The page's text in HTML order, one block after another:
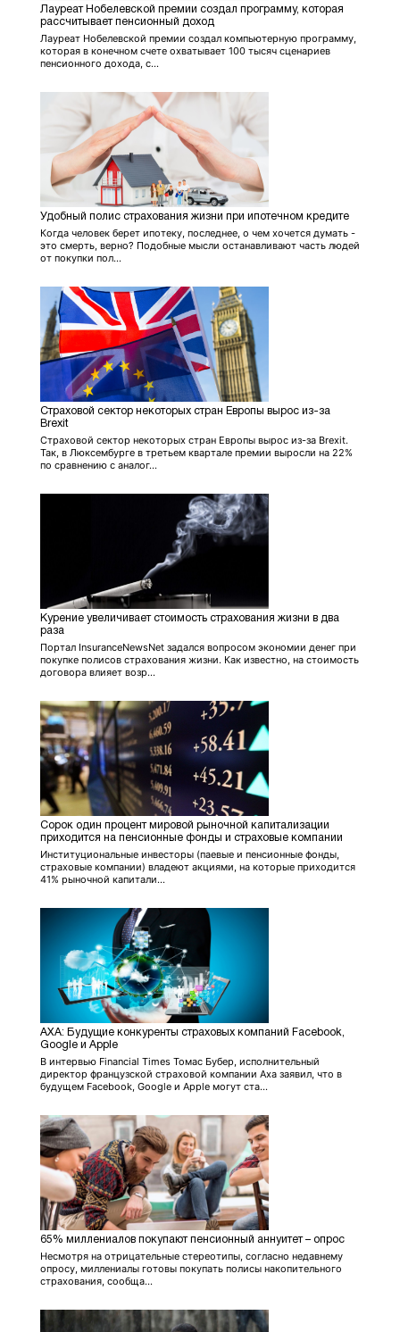
Лауреат Нобелевской премии создал программу, которая
рассчитывает пенсионный доход
Лауреат Нобелевской премии создал компьютерную программу,
которая в конечном счете охватывает 100 тысяч сценариев
пенсионного дохода, с...
Удобный полис страхования жизни при ипотечном кредите
Когда человек берет ипотеку, последнее, о чем хочется думать -
это смерть, верно? Подобные мысли останавливают часть людей
от покупки пол...
Страховой сектор некоторых стран Европы вырос из-за
Brexit
Страховой сектор некоторых стран Европы вырос из-за Brexit.
Так, в Люксембурге в третьем квартале премии выросли на 22%
по сравнению с аналог...
Курение увеличивает стоимость страхования жизни в два
раза
Портал InsuranceNewsNet задался вопросом экономии денег при
покупке полисов страхования жизни. Как известно, на стоимость
договора влияет возр...
Сорок один процент мировой рыночной капитализации
приходится на пенсионные фонды и страховые компании
Институциональные инвесторы (паевые и пенсионные фонды,
страховые компании) владеют акциями, на которые приходится
41% рыночной капитали...
AХА: Будущие конкуренты страховых компаний Facebook,
Google и Apple
В интервью Financial Times Томас Бубер, исполнительный
директор французской страховой компании Axa заявил, что в
будущем Facebook, Google и Apple могут ста...
65% миллениалов покупают пенсионный аннуитет – опрос
Несмотря на отрицательные стереотипы, согласно недавнему
опросу, миллениалы готовы покупать полисы накопительного
страхования, сообща...